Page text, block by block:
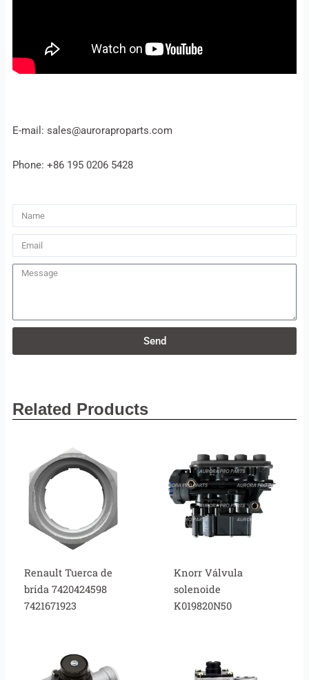
E-mail: sales@auroraproparts.com
Phone: +86 195 0206 5428
Name
Email
Message
Send
Related Products
Renault Tuerca de
brida 7420424598
7421671923
Knorr Válvula
solenoide
K019820N50